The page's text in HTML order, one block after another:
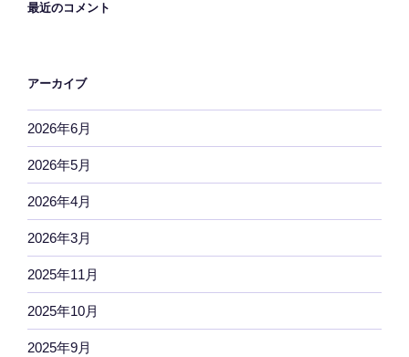
最近のコメント
アーカイブ
2026年6月
2026年5月
2026年4月
2026年3月
2025年11月
2025年10月
2025年9月